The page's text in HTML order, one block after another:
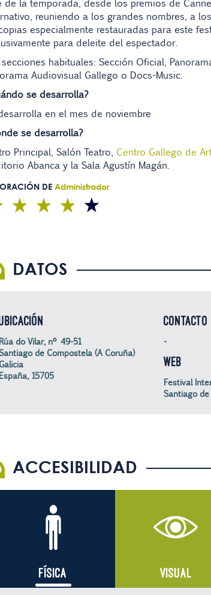
de la temporada, desde los premios de
reuniendo a los grandes nombres, a
especialmente restauradas para este
para deleite del espectador.
secciones habituales: Sección Oficial,
Audiovisual Gallego o Docs-Music.
se desarrolla?
en el mes de noviembre
se desarrolla?
Principal, Salón Teatro, Centro Gallego de
Abanca y la Sala Agustín Magán.
DE Administrador
DATOS
Rúa do Vilar, nº 49-51
de Compostela (A Coruña)
Galicia
España, 15705
CONTACTO
-
WEB
Festival
Santiago
ACCESIBILIDAD
FÍSICA VISUAL